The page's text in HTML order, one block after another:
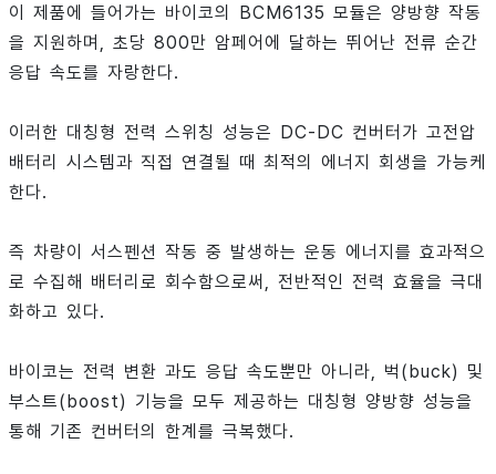
이 제품에 들어가는 바이코의 BCM6135 모듈은 양방향 작동
을 지원하며, 초당 800만 암페어에 달하는 뛰어난 전류 순간
응답 속도를 자랑한다.
이러한 대칭형 전력 스위칭 성능은 DC-DC 컨버터가 고전압
배터리 시스템과 직접 연결될 때 최적의 에너지 회생을 가능케
한다.
즉 차량이 서스펜션 작동 중 발생하는 운동 에너지를 효과적으
로 수집해 배터리로 회수함으로써, 전반적인 전력 효율을 극대
화하고 있다.
바이코는 전력 변환 과도 응답 속도뿐만 아니라, 벅(buck) 및
부스트(boost) 기능을 모두 제공하는 대칭형 양방향 성능을
통해 기존 컨버터의 한계를 극복했다.